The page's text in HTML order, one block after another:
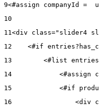
9<#assign companyId =
10
11 <div class="slider4
12
<#if
13
<#list
14
<#assign
15
<#if
16
<div